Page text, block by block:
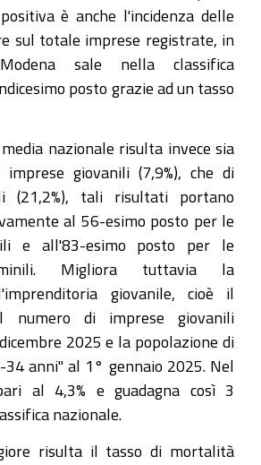
è anche l'incidenza delle
sul totale imprese registrate, in
sale nella classifica
posto grazie ad un tasso
nazionale risulta invece sia
imprese giovanili (7,9%), che di
(21,2%), tali risultati portano
al 56-esimo posto per le
e all'83-esimo posto per le
Migliora tuttavia la
giovanile, cioè il
di imprese giovanili
2025 e la popolazione di
34 anni" al 1° gennaio 2025. Nel
al 4,3% e guadagna così 3
nazionale.
risulta il tasso di mortalità